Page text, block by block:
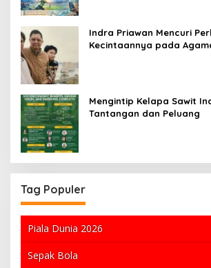
Indra Priawan Mencuri
Kecintaannya pada
Mengintip Kelapa Sawit
Tantangan dan Peluang
Tag Populer
Piala Dunia 2026
Sepak Bola